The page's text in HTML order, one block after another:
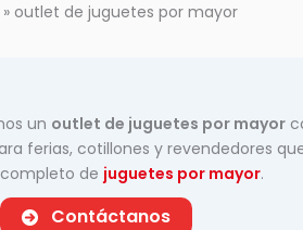
» outlet de juguetes por mayor
un outlet de juguetes por mayor
ferias, cotillones y revendedores
de juguetes por mayor.
Contáctanos